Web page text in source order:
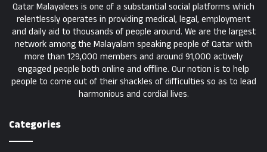
Qatar Malayalees is one of a substantial social platforms which
relentlessly operates in providing medical, legal, employment
and daily aid to thousands of people around. We are the largest
network among the Malayalam speaking people of Qatar with
more than 129,000 members and around 91,000 actively
engaged people both online and offline. Our notion is to help
people to come out of their shackles of difficulties so as to lead
harmonious and cordial lives.
Categories